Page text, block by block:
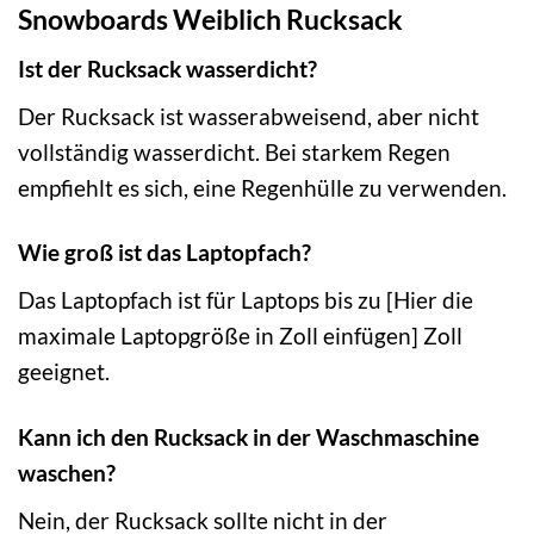
Snowboards Weiblich Rucksack
Ist der Rucksack wasserdicht?
Der Rucksack ist wasserabweisend, aber nicht
vollständig wasserdicht. Bei starkem Regen
empfiehlt es sich, eine Regenhülle zu verwenden.
Wie groß ist das Laptopfach?
Das Laptopfach ist für Laptops bis zu [Hier die
maximale Laptopgröße in Zoll einfügen] Zoll
geeignet.
Kann ich den Rucksack in der Waschmaschine
waschen?
Nein, der Rucksack sollte nicht in der